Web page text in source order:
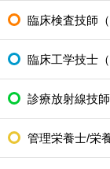
臨床検査技師（
臨床工学技士（
診療放射線技師
管理栄養士/栄